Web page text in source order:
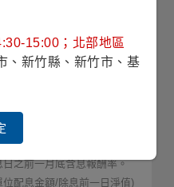
0.138
之前一月底含息報酬率。
配息金額/除息前一日淨值)
15:00；北部地區
、新竹縣、新竹市、基